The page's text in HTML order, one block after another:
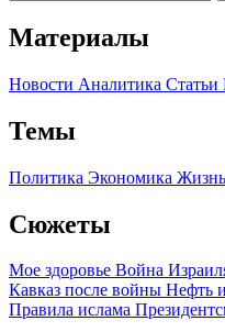
Материалы
Новости Аналитика Статьи
Темы
Политика Экономика Жизнь
Сюжеты
Мое здоровье Война
Кавказ после войны Нефть
Правила ислама